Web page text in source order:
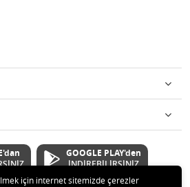
GOOGLE PLAY'den
İNDİREBİLİRSİNİZ
için internet sitemizde çerezler